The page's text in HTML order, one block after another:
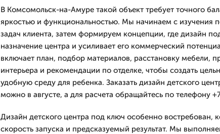
В Комсомольск-на-Амуре такой объект требует точного
яркостью и функциональностью. Мы начинаем с изучения
задач клиента, затем формируем концепции, где дизайн
назначение центра и усиливает его коммерческий
включает план, подбор материалов, расстановку мебели,
интерьера и рекомендации по отделке, чтобы создать
удобную среду для ребенка. Заказать дизайн детского
можно в августе, а для расчета обращайтесь по телефону
Дизайн детского центра под ключ особенно востребован,
скорость запуска и предсказуемый результат. Мы